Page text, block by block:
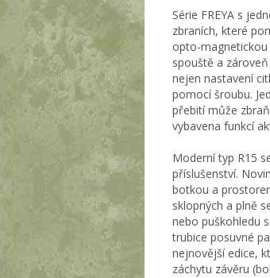
Série FREYA s
zbraních, které
opto-
spouště a
nejen nastavení
pomocí šroubu.
přebití může
vybavena funkcí
Moderní typ R15
příslušenství.
botkou a
sklopných a plně
nebo puškohledu
trubice posuvné
nejnovější edice,
záchytu závěru